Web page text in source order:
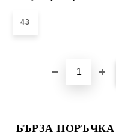
43
БЪРЗА